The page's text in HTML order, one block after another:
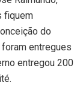
fiquem
do
entregues
entregou 200